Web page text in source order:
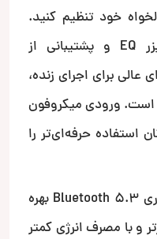
خود تنظیم کنید.
همچنین قابلیت تنظیم اکولایزر EQ و پشتیبانی از
عالی برای اجرای زنده،
است. ورودی میکروفون
استفاده حرفه‌ای‌تر را
اسپیکر CONCERT 1020 از فناوری Bluetooth 5.3 بهره
و با مصرف انرژی کمتر